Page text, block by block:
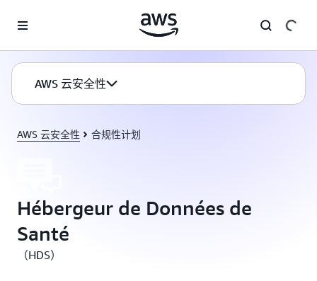
AWS 云安全性
AWS 云安全性 合规性计划
Hébergeur de Données de
Santé
（HDS）